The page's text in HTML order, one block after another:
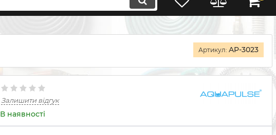
Артикул: AP-3023
Залишити відгук
В наявності